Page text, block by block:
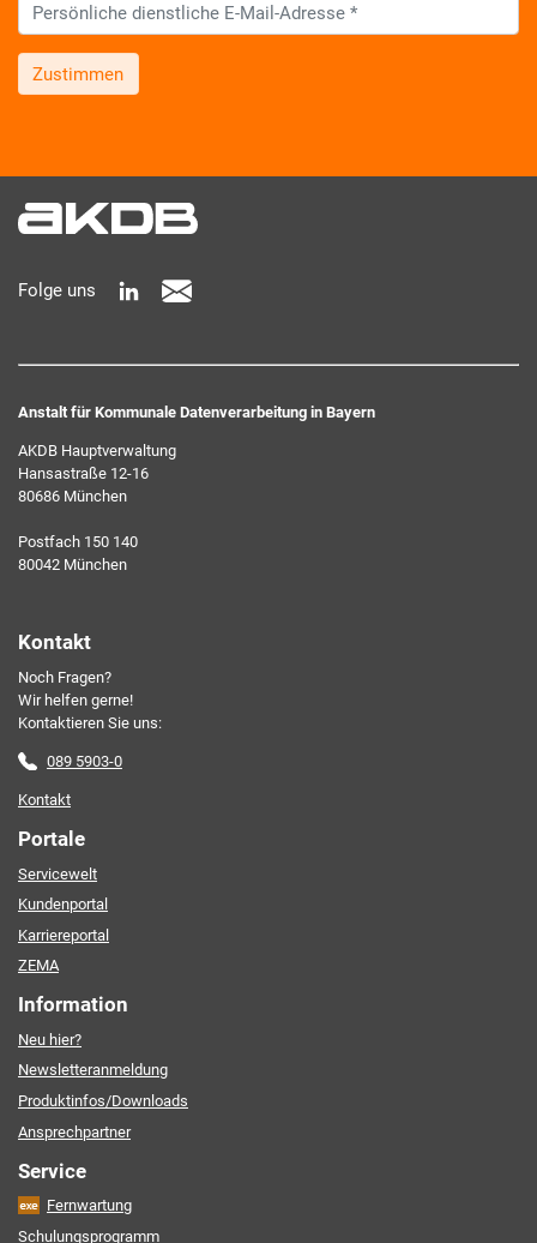
Zustimmen
informativ und selbstverständlich kostenlos. Aber auch
schnell und ressourcenschonend, eben ganz zeitgemäß digital.
widerrufen können.
einverstanden. Detaillierte Informationen zur Verarbeitung
Folge uns
Anstalt für Kommunale Datenverarbeitung in Bayern
AKDB Hauptverwaltung
Hansastraße 12-16
80686 München
Postfach 150 140
80042 München
Kontakt
Noch Fragen?
Wir helfen gerne!
Kontaktieren Sie uns:
089 5903-0
Kontakt
Portale
Servicewelt
Kundenportal
Karriereportal
ZEMA
Information
Neu hier?
Newsletteranmeldung
Produktinfos/Downloads
Ansprechpartner
Service
Fernwartung
Schulungsprogramm